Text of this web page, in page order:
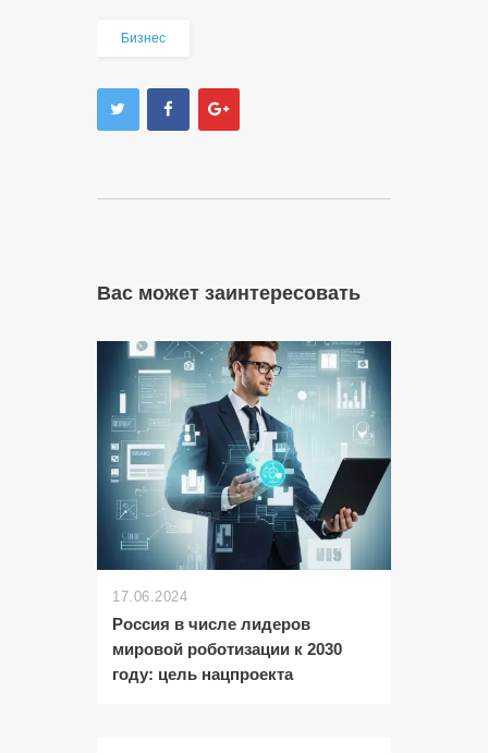
Бизнес
Вас может заинтересовать
17.06.2024
Россия в числе лидеров
мировой роботизации к 2030
году: цель нацпроекта